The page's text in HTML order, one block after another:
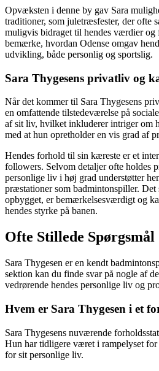
Opvæksten i denne by gav Sara
traditioner, som juletræsfester, der ofte
muligvis bidraget til hendes værdier
bemærke, hvordan Odense omgav
udvikling, både personlig og sportslig.
Sara Thygesens privatliv og
Når det kommer til Sara Thygesens
en omfattende tilstedeværelse på
af sit liv, hvilket inkluderer intriger om
med at hun opretholder en vis grad af
Hendes forhold til sin kæreste er et
followers. Selvom detaljer ofte holdes
personlige liv i høj grad understøtter
præstationer som badmintonspiller.
opbygget, er bemærkelsesværdigt og
hendes styrke på banen.
Ofte Stillede Spørgsmål
Sara Thygesen er en kendt
sektion kan du finde svar på nogle af
vedrørende hendes personlige liv og
Hvem er Sara Thygesen i et
Sara Thygesens nuværende
Hun har tidligere været i rampelyset
for sit personlige liv.